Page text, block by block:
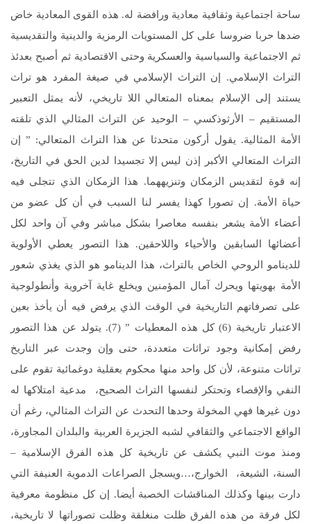
ساحة اجتماعية وثقافية معادية ورافضة له. هذه القوى المعادية خاض
ضدها حربا ضروسا على كل المستويات الرمزية والدينية والتقديسية
ثم الاجتماعية والسياسية والعسكرية وحتى الاقتصادية ثم أصبح بعدئذ
التراث الإسلامي. إن التراث الإسلامي في صيغة المفرد هو تراث
يستند إلى الإسلام بمعناه المتعالي اللا تاريخي، لأنه يمثل التعبير
المستقيم – الأرثوذكسي – الوحيد عن التراث المثالي الذي تلقته
الأمة المثالية. يقول أركون متحدثا عن هذا التراث المتعالي: ” إن
التراث المتعالي الأكبر إذن ليس إلا تجسيدا لدين الحق في التاريخ،
إنه قوة لتقديس الزمكان وتنزيههما. هذا الزمكان الذي تتجلى فيه
حياة الأمة. إن تصورا كهذا يفسر لنا السبب في أن كل عضو من
أعضاء الأمة يشعر بنفسه معاصرا بشكل مباشر وفي آن واحد لكل
أعضائها السابقين والأحياء واللاحقين. هذا التصور يعطي الأولوية
للدينامو الروحي الخاص بالتراث، هذا الدينامو هو الذي يغذي شعور
الأمة بهويتها ويحرك آمال المؤمنين ويخلع غاية آخروية وأنطولوجية
على تصرفاتهم التاريخية في الوقت الذي يرفض فيه أن يأخذ بعين
الاعتبار تاريخية (6) كل هذه المعطيات ” (7). يتولد عن هذا التصور
رفض إمكانية وجود تراثات متعددة، حتى وإن وجدت عبر التاريخ
تراثات متنوعة، لأن كل واحد منها محكوم بعقلية دوغمائية تقوم على
النفي والإقصاء وتحتكر لنفسها التراث الصحيح، مدعية امتلاكها له
دون غيرها فهي المخولة وحدها التحدث عن التراث المثالي، رغم أن
الواقع الاجتماعي والثقافي لشبه الجزيرة العربية والبلدان المجاورة،
ومنذ موت النبي يكشف عن تاريخية كل هذه الفرق الإسلامية –
السنة، الشيعة، الخوارج،…ويسجل الصراعات الدموية العنيفة التي
دارت بينها وكذلك المناقشات الخصبة أيضا. إن كل منظومة معرفية
لكل فرقة من هذه الفرق ظلت منغلقة وظلت تصوراتها لا تاريخية،